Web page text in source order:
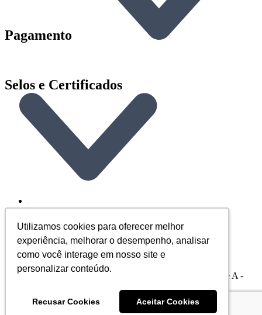
Utilizamos cookies para oferecer melhor
experiência, melhorar o desempenho, analisar
como você interage em nosso site e
personalizar conteúdo.
Recusar Cookies Aceitar Cookies
Utilizamos cookies para oferecer melhor
experiência, melhorar o desempenho, analisar
como você interage em nosso site e
personalizar conteúdo.
Recusar Cookies Aceitar Cookies
Pagamento
Selos e Certificados
DSP Equipamentos, Rua Emílio Blum - 131 - Sala 206 Torre A -
CNPJ: 29.695.217/0001-45 | © Todos os direitos reservados - CPAP
FIT - 2026